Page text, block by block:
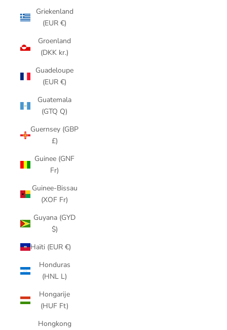
Griekenland
(EUR €)
Groenland
(DKK kr.)
Guadeloupe
(EUR €)
Guatemala
(GTQ Q)
Guernsey (GBP
£)
Guinee (GNF
Fr)
Guinee-Bissau
(XOF Fr)
Guyana (GYD
$)
Haïti (EUR €)
Honduras
(HNL L)
Hongarije
(HUF Ft)
Hongkong